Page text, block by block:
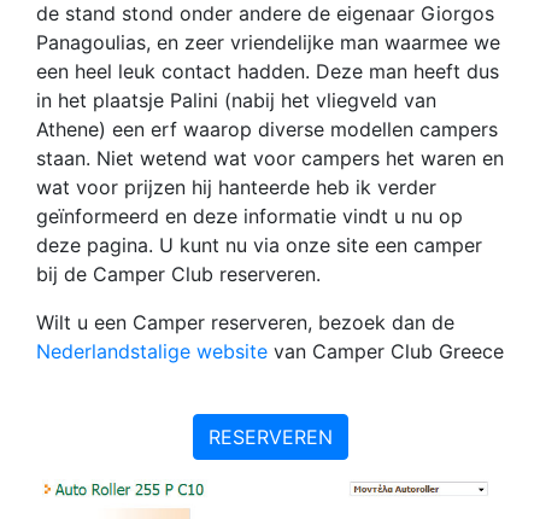
de stand stond onder andere de eigenaar Giorgos
Panagoulias, en zeer vriendelijke man waarmee we
een heel leuk contact hadden. Deze man heeft dus
in het plaatsje Palini (nabij het vliegveld van
Athene) een erf waarop diverse modellen campers
staan. Niet wetend wat voor campers het waren en
wat voor prijzen hij hanteerde heb ik verder
geïnformeerd en deze informatie vindt u nu op
deze pagina. U kunt nu via onze site een camper
bij de Camper Club reserveren.
Wilt u een Camper reserveren, bezoek dan de
Nederlandstalige website van Camper Club Greece
RESERVEREN